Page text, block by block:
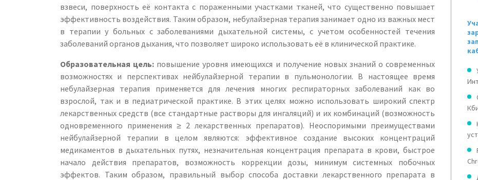
взвеси, поверхность её контакта с пораженными участками тканей, что существенно повышает
эффективность воздействия. Таким образом, небулайзерная терапия занимает одно из важных мест
в терапии у больных с заболеваниями дыхательной системы, с учетом особенностей течения
заболеваний органов дыхания, что позволяет широко использовать её в клинической практике.
Образовательная цель: повышение уровня имеющихся и получение новых знаний о современных
возможностях и перспективах нейбулайзерной терапии в пульмонологии. В настоящее время
небулайзерная терапия применяется для лечения многих респираторных заболеваний как во
взрослой, так и в педиатрической практике. В этих целях можно использовать широкий спектр
лекарственных средств (все стандартные растворы для ингаляций) и их комбинаций (возможность
одновременного применения ≥ 2 лекарственных препаратов). Неоспоримыми преимуществами
нейбулайзерной терапии в целом являются: эффективное создание высоких концентраций
медикаментов в дыхательных путях, незначительная концентрация препарата в крови, быстрое
начало действия препаратов, возможность коррекции дозы, минимум системных побочных
эффектов. Таким образом, правильный выбор способа доставки лекарственного препарата в